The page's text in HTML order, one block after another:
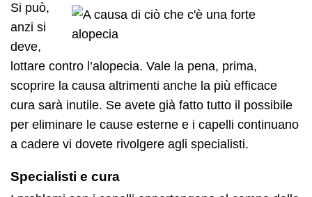
Si può,
anzi si
deve,
lottare contro l’alopecia. Vale la pena, prima,
scoprire la causa altrimenti anche la più efficace
cura sarà inutile. Se avete già fatto tutto il possibile
per eliminare le cause esterne e i capelli continuano
a cadere vi dovete rivolgere agli specialisti.
Specialisti e cura